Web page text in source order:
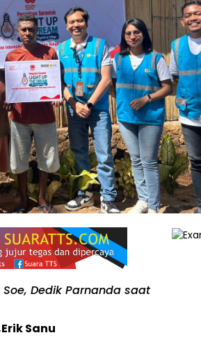
Soe, Dedik Parnanda saat
Sanu